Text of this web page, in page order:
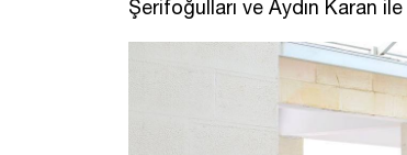
Şerifoğulları ve Aydın Karan